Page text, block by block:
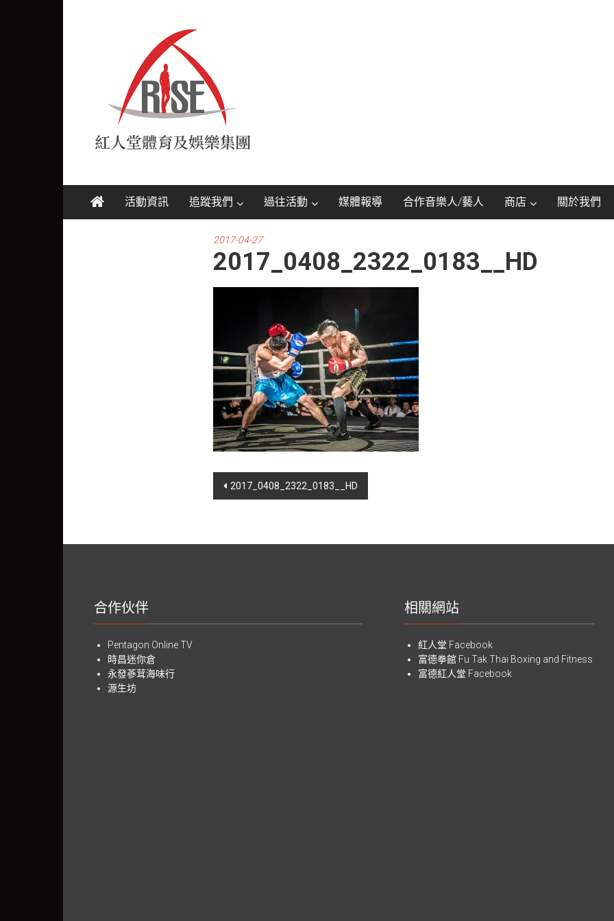
RISE
活動資訊 追蹤我們 過往活動 媒體報導 合作音樂人/藝人 商店 關於我們
2017-04-27
2017_0408_2322_0183__HD
Post
2017_0408_2322_0183__HD
合作伙伴
Pentagon Online TV
時昌迷你倉
永發蔘茸海味行
源生坊
相關網站
紅人堂 Facebook
富德拳館 Fu Tak Thai Boxing and Fitness
富德紅人堂 Facebook